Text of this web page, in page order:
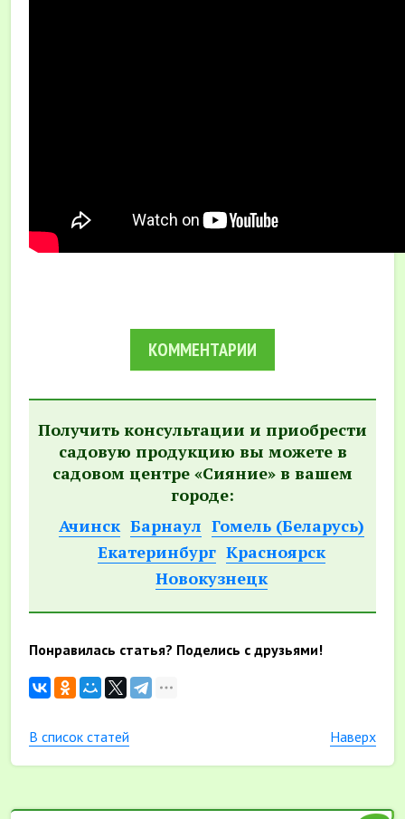
КОММЕНТАРИИ
Получить консультации и приобрести
садовую продукцию вы можете в
садовом центре «Сияние» в вашем
городе:
Ачинск Барнаул Гомель (Беларусь)
Екатеринбург Красноярск
Новокузнецк
Понравилась статья? Поделись с друзьями!
В список статей Наверх